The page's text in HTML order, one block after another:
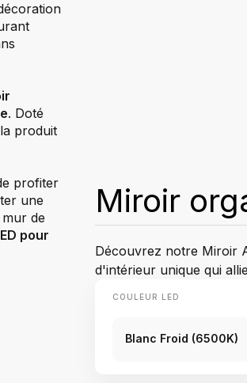
. Doté
produit
profiter
une
de
pour
Miroir
Découvrez notre Miroir
d'intérieur unique qui
COULEUR LED
Blanc Froid (6500K)